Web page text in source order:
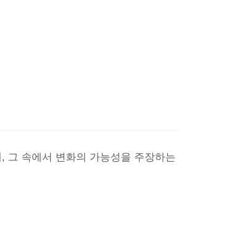
그 속에서 변화의 가능성을 주장하는